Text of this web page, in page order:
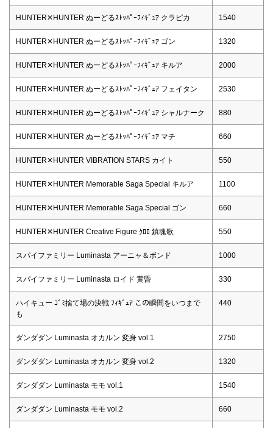
HUNTER✕HUNTER ぬーどるｽﾄｯﾊﾟｰﾌｨｷﾞｭｱ クラピカ 1540
HUNTER✕HUNTER ぬーどるｽﾄｯﾊﾟｰﾌｨｷﾞｭｱ ゴン 1320
HUNTER✕HUNTER ぬーどるｽﾄｯﾊﾟｰﾌｨｷﾞｭｱ キルア 2000
HUNTER✕HUNTER ぬーどるｽﾄｯﾊﾟｰﾌｨｷﾞｭｱ フェイタン 2530
HUNTER✕HUNTER ぬーどるｽﾄｯﾊﾟｰﾌｨｷﾞｭｱ シャルナーク 880
HUNTER✕HUNTER ぬーどるｽﾄｯﾊﾟｰﾌｨｷﾞｭｱ マチ 660
HUNTER✕HUNTER VIBRATION STARS カイト 550
HUNTER✕HUNTER Memorable Saga Special キルア 1100
HUNTER✕HUNTER Memorable Saga Special ゴン 660
HUNTER✕HUNTER Creative Figure ｸﾛﾛ 鎮魂歌 550
スパイファミリー Luminasta アーニャ＆ボンド 1000
スパイファミリー Luminasta ロイド 黄昏 330
ハイキュー ｺﾞﾐ捨て場の決戦 ﾌｨｷﾞｭｱ この瞬間をいつまで
も
440
ダンダダン Luminasta オカルン 変身 vol.1 2750
ダンダダン Luminasta オカルン 変身 vol.2 1320
ダンダダン Luminasta モモ vol.1 1540
ダンダダン Luminasta モモ vol.2 660